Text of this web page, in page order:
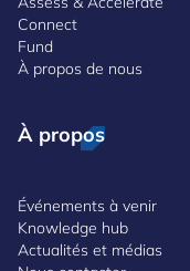
Connect
Fund
À propos de nous
À propos
Événements à venir
Knowledge hub
Actualités et médias